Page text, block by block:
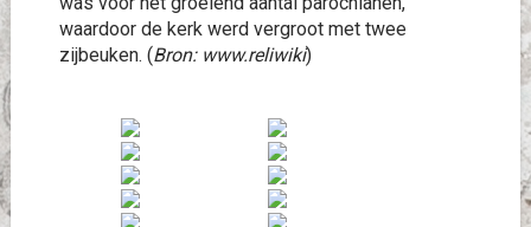
waardoor de kerk werd vergroot met twee
zijbeuken. (Bron: www.reliwiki)